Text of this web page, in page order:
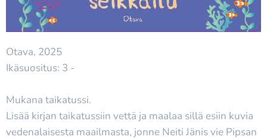
Otava, 2025
Ikäsuositus: 3 -
Mukana taikatussi.
Lisää kirjan taikatussiin vettä ja maalaa sillä esiin kuvia
vedenalaisesta maailmasta, jonne Neiti Jänis vie Pipsan